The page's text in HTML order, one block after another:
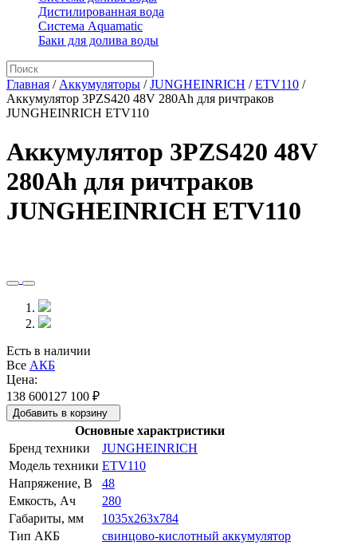
Дистилированная вода
Система Aquamatic
Баки для долива воды
Главная / Аккумуляторы /JUNGHEINRICH /ETV110 /
Аккумулятор 3PZS420 48V 280Ah для ричтраков
JUNGHEINRICH ETV110
Аккумулятор 3PZS420 48V
280Ah для ричтраков
JUNGHEINRICH ETV110
Есть в наличии
Все АКБ
Цена:
138 600127 100 ₽
Добавить в корзину
Основные характристики
Бренд техники
JUNGHEINRICH
Модель техники ETV110
Напряжение, В
48
Емкость, Ач
280
Габариты, мм
1035x263x784
Тип АКБ
свинцово-кислотный аккумулятор